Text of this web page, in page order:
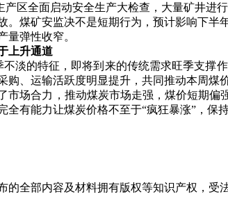
区全面启动安全生产大检查，大量矿井进行
煤矿安监决不是短期行为，预计影响下半
量弹性收窄。
上升通道
的特征，即将到来的传统需求旺季支撑
购、运输活跃度明显提升，共同推动本周煤
合力，推动煤炭市场走强，煤价短期偏
有能力让煤炭价格不至于“疯狂暴涨”，保
的全部内容及材料拥有版权等知识产权，